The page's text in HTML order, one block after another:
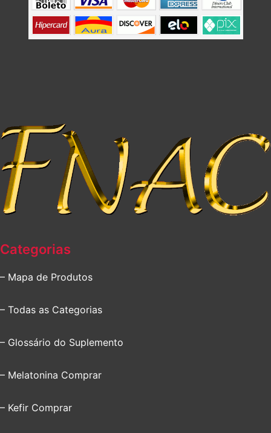
Categorias
– Mapa de Produtos
– Todas as Categorias
– Glossário do Suplemento
– Melatonina Comprar
– Kefir Comprar